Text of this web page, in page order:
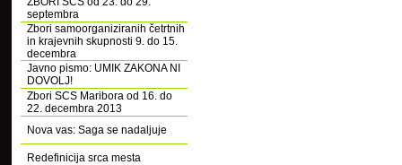
septembra
Zbori samoorganiziranih četrtnih
in krajevnih skupnosti 9. do 15.
decembra
Javno pismo: UMIK ZAKONA NI
DOVOLJ!
Zbori SCS Maribora od 16. do
22. decembra 2013
Nova vas: Saga se nadaljuje
Redefinicija srca mesta